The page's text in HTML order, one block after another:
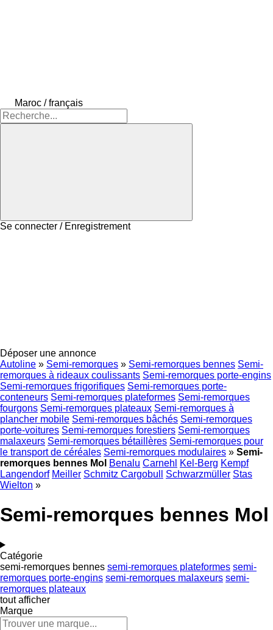
Maroc / français
Se connecter / Enregistrement
Déposer une annonce
Autoline » Semi-remorques » Semi-remorques bennes Semi-
remorques à rideaux coulissants Semi-remorques porte-engins
Semi-remorques frigorifiques Semi-remorques porte-
conteneurs Semi-remorques plateformes Semi-remorques
fourgons Semi-remorques plateaux Semi-remorques à
plancher mobile Semi-remorques bâchés Semi-remorques
porte-voitures Semi-remorques forestiers Semi-remorques
malaxeurs Semi-remorques bétaillères Semi-remorques pour
le transport de céréales Semi-remorques modulaires » Semi-
remorques bennes Mol Benalu Carnehl Kel-Berg Kempf
Langendorf Meiller Schmitz Cargobull Schwarzmüller Stas
Wielton »
Semi-remorques bennes Mol
Catégorie
semi-remorques bennes semi-remorques plateformes semi-
remorques porte-engins semi-remorques malaxeurs semi-
remorques plateaux
tout afficher
Marque